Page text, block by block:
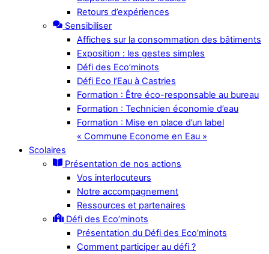
Retours d’expériences
Sensibiliser
Affiches sur la consommation des bâtiments
Exposition : les gestes simples
Défi des Eco’minots
Défi Eco l’Eau à Castries
Formation : Être éco-responsable au bureau
Formation : Technicien économie d’eau
Formation : Mise en place d’un label
« Commune Econome en Eau »
Scolaires
Présentation de nos actions
Vos interlocuteurs
Notre accompagnement
Ressources et partenaires
Défi des Eco’minots
Présentation du Défi des Eco’minots
Comment participer au défi ?